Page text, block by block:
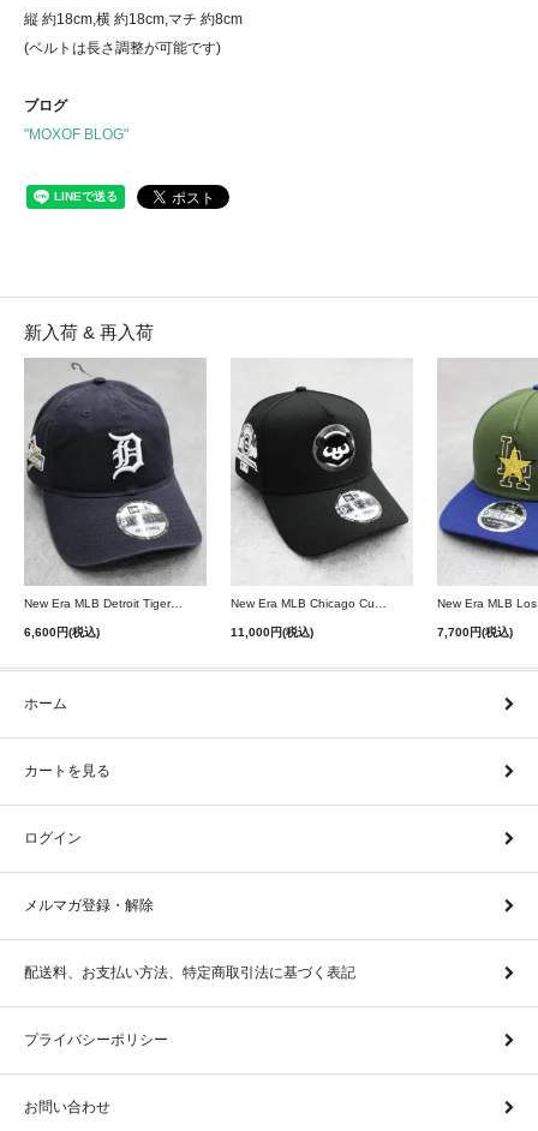
縦 約18cm,横 約18cm,マチ 約8cm
(ベルトは長さ調整が可能です)
ブログ
"MOXOF BLOG"
新入荷 & 再入荷
New Era MLB Detroit Tigers Postseason 9Twenty Strapback Cap - Navy
6,600円(税込) 11,000円(税込) 7,700円(税込)
ホーム
カートを見る
ログイン
メルマガ登録・解除
配送料、お支払い方法、特定商取引法に基づく表記
プライバシーポリシー
お問い合わせ